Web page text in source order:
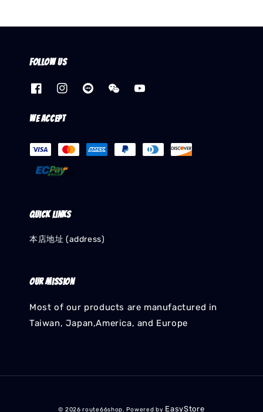
Follow us
We accept
Quick links
本店地址 (address)
Our mission
Most of our products are manufactured in
Taiwan, Japan,America, and Europe
© 2026 route66shop. Powered by EasyStore